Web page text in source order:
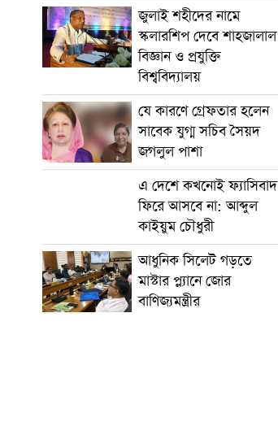
জুলাই শহীদের নামে
স্কলারশিপ দেবে শাহজালাল
বিজ্ঞান ও প্রযুক্তি
বিশ্ববিদ্যালয়
যে কারণে গ্রেফতার হলেন
সাবেক যুগ্ম সচিব সৈয়দ
জগলুল পাশা
এ দেশে কখনোই ফ্যাসিবাদ
ফিরে আসবে না: আব্দুল
কাইয়ুম চৌধুরী
আধুনিক সিলেট গড়তে
মাস্টার প্ল্যানে জোর
বাণিজ্যমন্ত্রীর